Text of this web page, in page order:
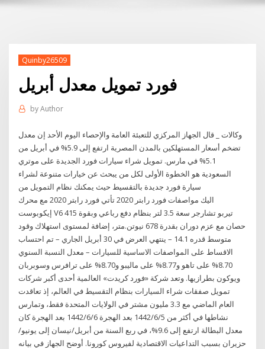
Quinby26509
فورد تمويل معدل أبريل
byAuthor
وكالات _ قال الجهاز المركزي للتعبئة العامة والإحصاء اليوم الأحد إن معدل
تضخم أسعار المستهلكين بالمدن المصرية ارتفع إلى 5.9% في أبريل من
5.1% في مارس. تمويل شراء سيارات فورد الجديدة على موتري
السعودية هو الخطوة الأولى لكل من يبحث عن خيارات متنوعة لشراء
اليك مواصفات فورد رابتر 2020 تأتي فورد رابتر 2020 مع محرك
إيكوبوست V6 تيربو تشارجر سعة 3.5 لتر بنظام دفع رباعي وبقوة 415
حصان مع عزم دوران بقدرة 678 نيوتن.متر، إضافة لمستوى استهلاك وقود
متوسط قدره 14.1 – ينتهي العرض في 30 أبريل الجاري – تم احتساب
الاقساط على المواصفات الاساسية للسيارات – معدل النسبة السنوي
8.70% على تاهو و8.77% على ماليبو و8.70% على ترافرس وسوبربان
ويوكون بطرازيها. وتعد شركة «فورد كريدت» العالمية أحدى أكبر شركات
تمويل صفقات شراء السيارات بنظام التقسيط في العالم، إذ تعاقدت
العام الماضي مع 3.3 مليون مشتر في الولايات المتحدة فقط، وتمارس
نشاطها في أكثر من 5‏‏/6‏‏/1442 بعد الهجرة 6‏‏/6‏‏/1442 بعد الهجرة كان
معدل البطالة ارتفع إلى 9.6%، في ربع السنة من أبريل/نيسان إلى يونيو/
حزيران بسبب التداعيات الاقتصادية لفيروس كورونا. أوضح الجهاز في بيانه